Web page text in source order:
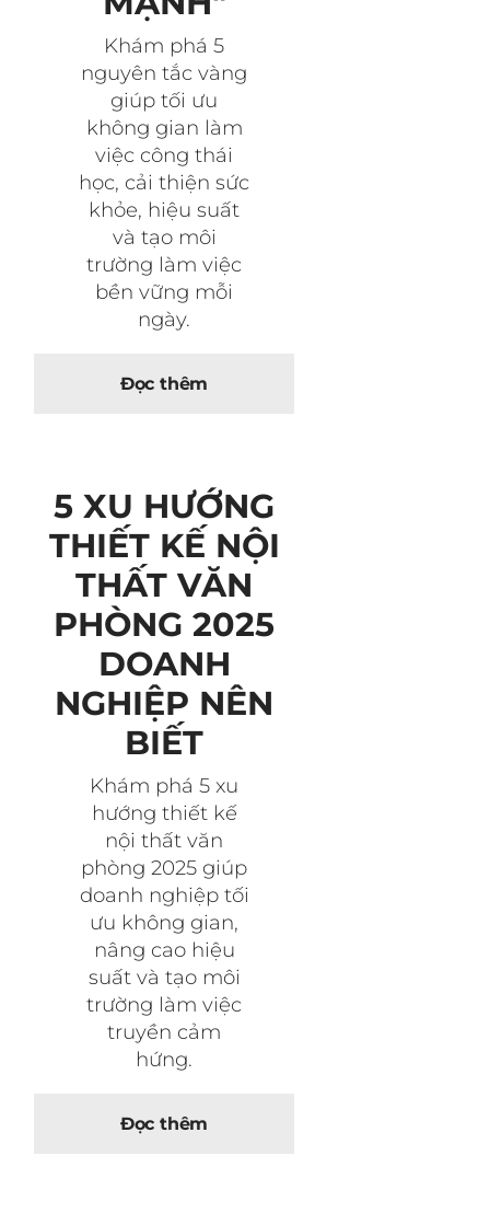
Khám phá 5
nguyên tắc vàng
giúp tối ưu
không gian làm
việc công thái
học, cải thiện sức
khỏe, hiệu suất
và tạo môi
trường làm việc
bền vững mỗi
ngày.
Đọc thêm
5 XU HƯỚNG
THIẾT KẾ NỘI
THẤT VĂN
PHÒNG 2025
DOANH
NGHIỆP NÊN
BIẾT
Khám phá 5 xu
hướng thiết kế
nội thất văn
phòng 2025 giúp
doanh nghiệp tối
ưu không gian,
nâng cao hiệu
suất và tạo môi
trường làm việc
truyền cảm
hứng.
Đọc thêm